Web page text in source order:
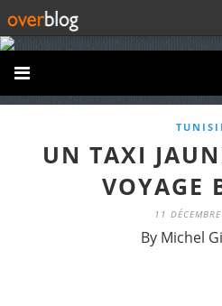
UN TAXI
VOYAGE
11
By Michel